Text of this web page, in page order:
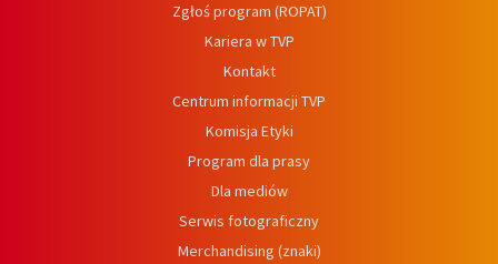
Zgłoś program (ROPAT)
Kariera w TVP
Kontakt
Centrum informacji TVP
Komisja Etyki
Program dla prasy
Dla mediów
Serwis fotograficzny
Merchandising (znaki)